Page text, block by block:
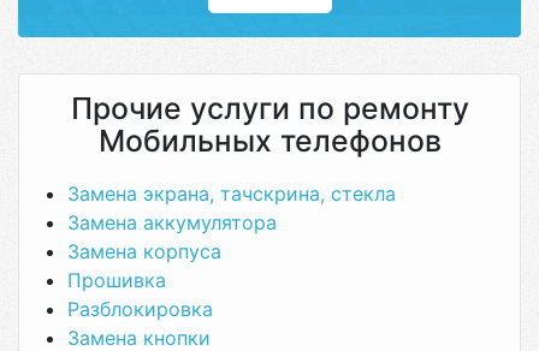
Прочие услуги по ремонту
Мобильных телефонов
Замена экрана, тачскрина, стекла
Замена аккумулятора
Замена корпуса
Прошивка
Разблокировка
Замена кнопки